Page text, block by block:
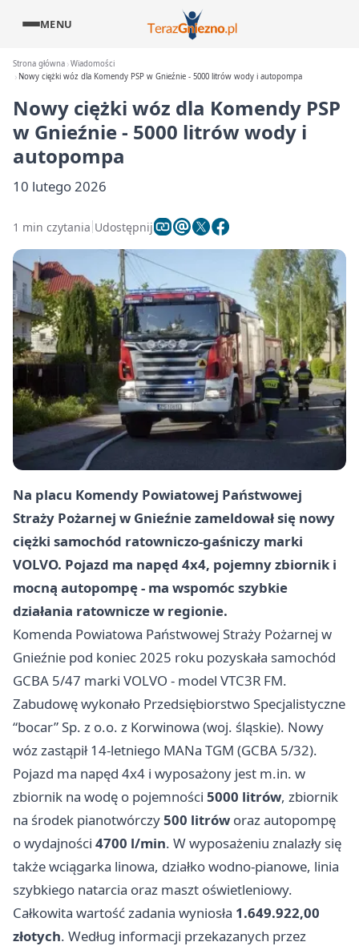
MENU
Strona główna Wiadomości
Nowy ciężki wóz dla Komendy PSP w Gnieźnie - 5000 litrów wody i autopompa
Nowy ciężki wóz dla Komendy PSP
w Gnieźnie - 5000 litrów wody i
autopompa
10 lutego 2026
1 min czytania Udostępnij
Na placu Komendy Powiatowej Państwowej
Straży Pożarnej w Gnieźnie zameldował się nowy
ciężki samochód ratowniczo-gaśniczy marki
VOLVO. Pojazd ma napęd 4x4, pojemny zbiornik i
mocną autopompę - ma wspomóc szybkie
działania ratownicze w regionie.
Komenda Powiatowa Państwowej Straży Pożarnej w
Gnieźnie pod koniec 2025 roku pozyskała samochód
GCBA 5/47 marki VOLVO - model VTC3R FM.
Zabudowę wykonało Przedsiębiorstwo Specjalistyczne
“bocar” Sp. z o.o. z Korwinowa (woj. śląskie). Nowy
wóz zastąpił 14-letniego MANa TGM (GCBA 5/32).
Pojazd ma napęd 4x4 i wyposażony jest m.in. w
zbiornik na wodę o pojemności 5000 litrów, zbiornik
na środek pianotwórczy500 litrów oraz autopompę
o wydajności 4700 l/min. W wyposażeniu znalazły się
także wciągarka linowa, działko wodno-pianowe, linia
szybkiego natarcia oraz maszt oświetleniowy.
Całkowita wartość zadania wyniosła 1.649.922,00
złotych. Według informacji przekazanych przez